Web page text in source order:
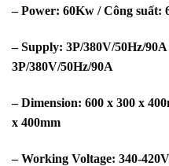
– Power: 60Kw / Công suất:
– Supply: 3P/380V/50Hz/
3P/380V/50Hz/90A
– Dimension: 600 x 300 x
x 400mm
– Working Voltage: 340-